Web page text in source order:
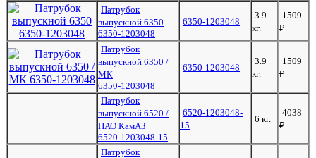
Патрубок
выпускной 6350
6350-1203048
6350-1203048
3.9
кг.
1509
₽
Патрубок
выпускной 6350 /
МК
6350-1203048
6350-1203048
3.9
кг.
1509
₽
Патрубок
выпускной 6520 /
ПАО КамАЗ
6520-1203048-15
6520-1203048-
15
6 кг.
4038
₽
Патрубок